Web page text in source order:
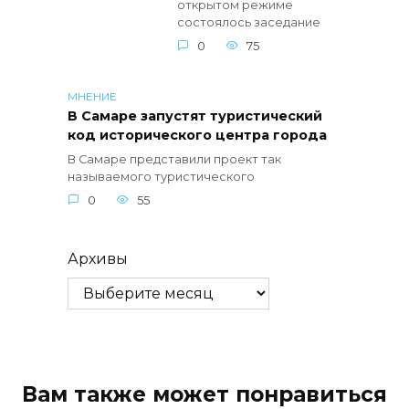
открытом режиме
состоялось заседание
0
75
МНЕНИЕ
В Самаре запустят туристический
код исторического центра города
В Самаре представили проект так
называемого туристического
0
55
Архивы
Вам также может понравиться